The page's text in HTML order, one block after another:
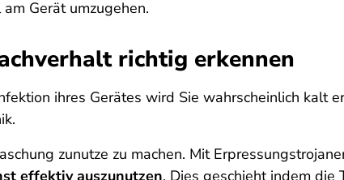
Gerät umzugehen.
richtig erkennen
ihres Gerätes wird Sie wahrscheinlich kalt
zunutze zu machen. Mit
effektiv auszunutzen. Dies geschieht indem die